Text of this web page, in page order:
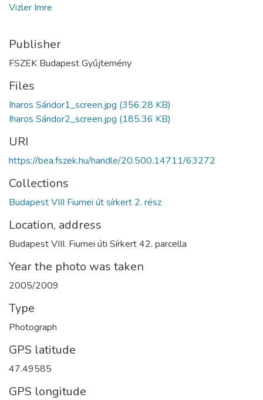
Vizler Imre
Publisher
FSZEK Budapest Gyűjtemény
Files
Iharos Sándor1_screen.jpg (356.28 KB)
Iharos Sándor2_screen.jpg (185.36 KB)
URI
https://bea.fszek.hu/handle/20.500.14711/63272
Collections
Budapest VIII Fiumei út sírkert 2. rész
Location, address
Budapest VIII. Fiumei úti Sírkert 42. parcella
Year the photo was taken
2005/2009
Type
Photograph
GPS latitude
47.49585
GPS longitude